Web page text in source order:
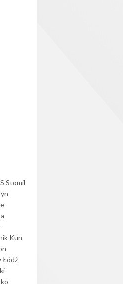
Stomil
Kun
Łódź